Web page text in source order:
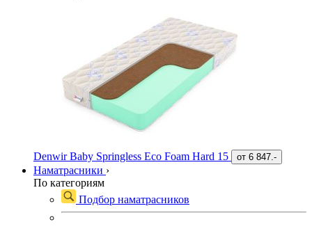
Denwir Baby Springless Eco Foam Hard 15 от 6 847.-
Наматрасники ›
По категориям
Подбор наматрасников